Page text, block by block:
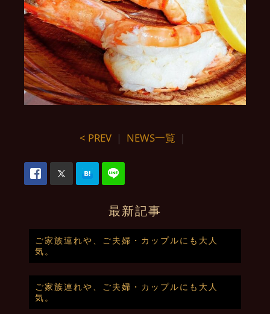
< PREV ｜ NEWS一覧 ｜
最新記事
ご家族連れや、ご夫婦・カップルにも大人
気。
ご家族連れや、ご夫婦・カップルにも大人
気。